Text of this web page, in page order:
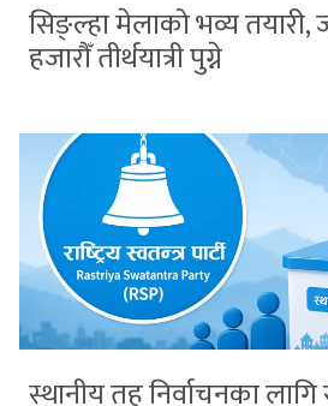
सिङ्ल्हा मेलाको भव्य तयारी,
हजारौँ तीर्थयात्री पुग्ने
स्थानीय तह निर्वाचनका लागि